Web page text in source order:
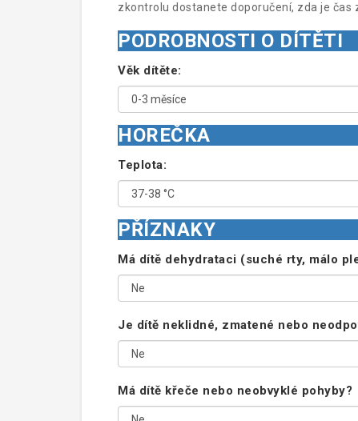
zkontrolu dostanete doporučení, zda je čas
PODROBNOSTI O DÍTĚTI
Věk dítěte:
HOREČKA
Teplota:
PŘÍZNAKY
Má dítě dehydrataci (suché rty, málo
Je dítě neklidné, zmatené nebo
Má dítě křeče nebo neobvyklé pohyby?